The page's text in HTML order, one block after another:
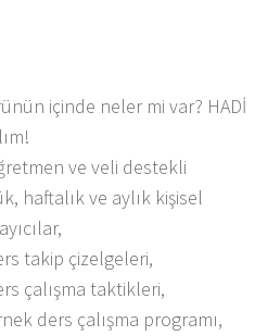
içinde neler mi var? HADİ
ve veli destekli
haftalık ve aylık kişisel
takip çizelgeleri,
çalışma taktikleri,
ders çalışma programı,